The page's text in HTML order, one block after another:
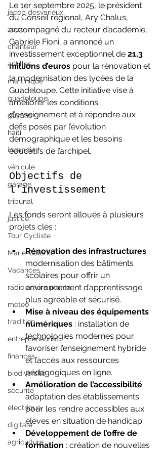
jacob desvarieux
zouk
chanteur
antilles
martinique
guadeloupe
guyane
haïti
incendie
véhicule
garage
tribunal
justice
Tour Cycliste
Marie-Galante
Vacances
radio amora planta
meteo
tradition
entrepreneuriat
finances
biodiversité
sécurité
électrique
digitale
agriculture
Le 1er septembre 2025, le président
du Conseil régional, Ary Chalus,
accompagné du recteur d’académie,
Gabriele Fioni, a annoncé un
investissement exceptionnel de 21,3
millions d’euros pour la rénovation et
la modernisation des lycées de la
Guadeloupe. Cette initiative vise à
améliorer les conditions
d’enseignement et à répondre aux
défis posés par l’évolution
démographique et les besoins
éducatifs de l’archipel.
Objectifs de
l'investissement
Les fonds seront alloués à plusieurs
projets clés :
Rénovation des infrastructures :
modernisation des bâtiments
scolaires pour offrir un
environnement d’apprentissage
plus agréable et sécurisé.
Mise à niveau des équipements
numériques : installation de
technologies modernes pour
favoriser l’enseignement hybride
et l’accès aux ressources
pédagogiques en ligne.
Amélioration de l’accessibilité :
adaptation des établissements
pour les rendre accessibles aux
élèves en situation de handicap.
Développement de l’offre de
formation : création de nouvelles